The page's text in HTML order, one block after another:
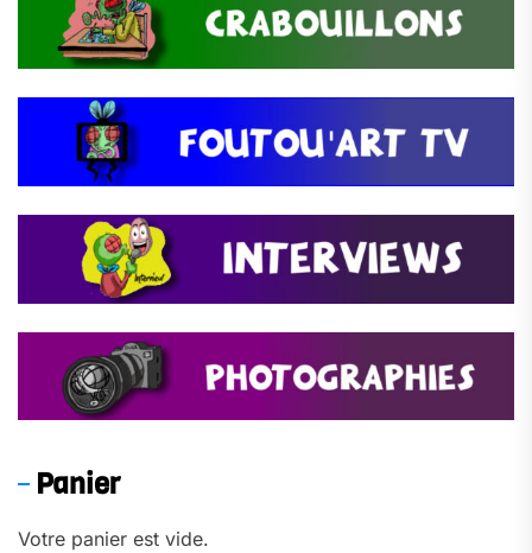
Panier
Votre panier est vide.